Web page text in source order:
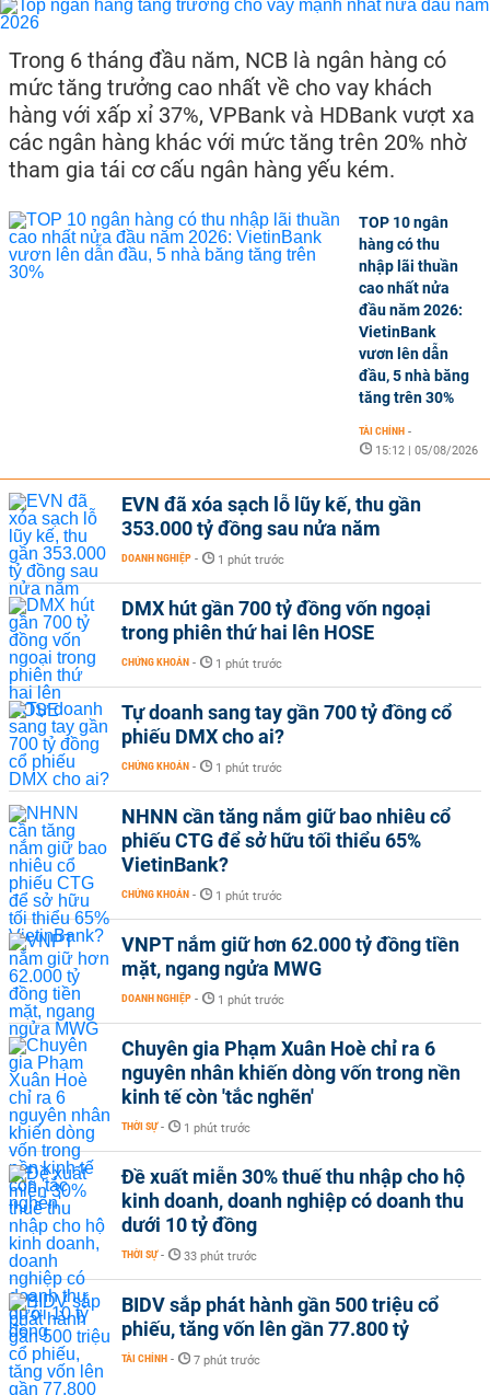
Trong 6 tháng đầu năm, NCB là ngân hàng có
mức tăng trưởng cao nhất về cho vay khách
hàng với xấp xỉ 37%, VPBank và HDBank vượt xa
các ngân hàng khác với mức tăng trên 20% nhờ
tham gia tái cơ cấu ngân hàng yếu kém.
TOP 10 ngân
hàng có thu
nhập lãi thuần
cao nhất nửa
đầu năm 2026:
VietinBank
vươn lên dẫn
đầu, 5 nhà băng
tăng trên 30%
TÀI CHÍNH -
15:12 | 05/08/2026
EVN đã xóa sạch lỗ lũy kế, thu gần
353.000 tỷ đồng sau nửa năm
DOANH NGHIỆP - 1 phút trước
DMX hút gần 700 tỷ đồng vốn ngoại
trong phiên thứ hai lên HOSE
CHỨNG KHOÁN - 1 phút trước
Tự doanh sang tay gần 700 tỷ đồng cổ
phiếu DMX cho ai?
CHỨNG KHOÁN - 1 phút trước
NHNN cần tăng nắm giữ bao nhiêu cổ
phiếu CTG để sở hữu tối thiểu 65%
VietinBank?
CHỨNG KHOÁN - 1 phút trước
VNPT nắm giữ hơn 62.000 tỷ đồng tiền
mặt, ngang ngửa MWG
DOANH NGHIỆP - 1 phút trước
Chuyên gia Phạm Xuân Hoè chỉ ra 6
nguyên nhân khiến dòng vốn trong nền
kinh tế còn 'tắc nghẽn'
THỜI SỰ - 1 phút trước
Đề xuất miễn 30% thuế thu nhập cho hộ
kinh doanh, doanh nghiệp có doanh thu
dưới 10 tỷ đồng
THỜI SỰ - 33 phút trước
BIDV sắp phát hành gần 500 triệu cổ
phiếu, tăng vốn lên gần 77.800 tỷ
TÀI CHÍNH - 7 phút trước